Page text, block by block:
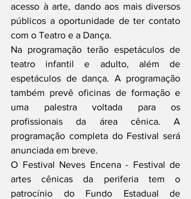
acesso à arte, dando aos mais diversos
públicos a oportunidade de ter contato
com o Teatro e a Dança.
Na programação terão espetáculos de
teatro infantil e adulto, além de
espetáculos de dança. A programação
também prevê oficinas de formação e
uma palestra voltada para os
profissionais da área cênica. A
programação completa do Festival será
anunciada em breve.
O Festival Neves Encena - Festival de
artes cênicas da periferia tem o
patrocínio do Fundo Estadual de